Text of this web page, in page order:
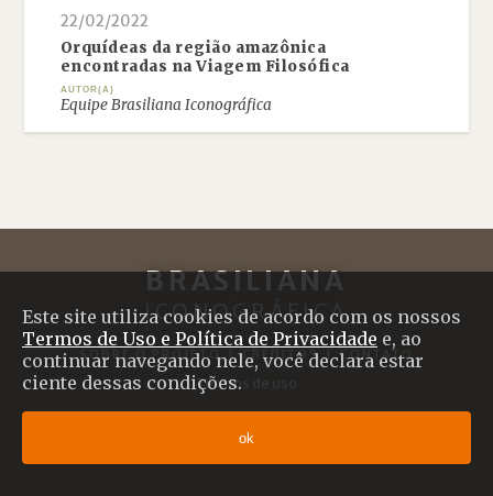
Este site utiliza cookies de acordo com os nossos
Termos de Uso e Política de Privacidade e, ao
continuar navegando nele, você declara estar
ciente dessas condições.
ok
22/02/2022
Orquídeas da região amazônica
encontradas na Viagem Filosófica
AUTOR(A)
Equipe Brasiliana Iconográfica
BRASILIANA
ICONOGRÁFICA
SOBRE O PROJETO| CRÉDITOS |CONTATO
Termos de uso
© 2017 Brasiliana Iconográfica
Desenvolvido comShiro